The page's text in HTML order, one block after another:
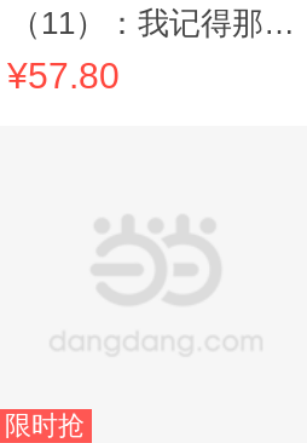
（11）：我记得那美
妙的一瞬——普希金
¥57.80
限时抢